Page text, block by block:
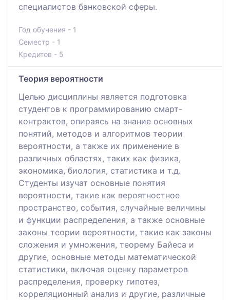
специалистов банковской сферы.
Год обучения - 1
Семестр - 1
Кредитов - 5
Теория вероятности
Целью дисциплины является подготовка
студентов к программированию смарт-
контрактов, опираясь на знание основных
понятий, методов и алгоритмов теории
вероятности, а также их применение в
различных областях, таких как физика,
экономика, биология, статистика и т.д.
Студенты изучат основные понятия
вероятности, такие как вероятностное
пространство, события, случайные величины
и функции распределения, а также основные
законы теории вероятности, такие как законы
сложения и умножения, теорему Байеса и
другие, основные методы математической
статистики, включая оценку параметров
распределения, проверку гипотез,
корреляционный анализ и другие, различные